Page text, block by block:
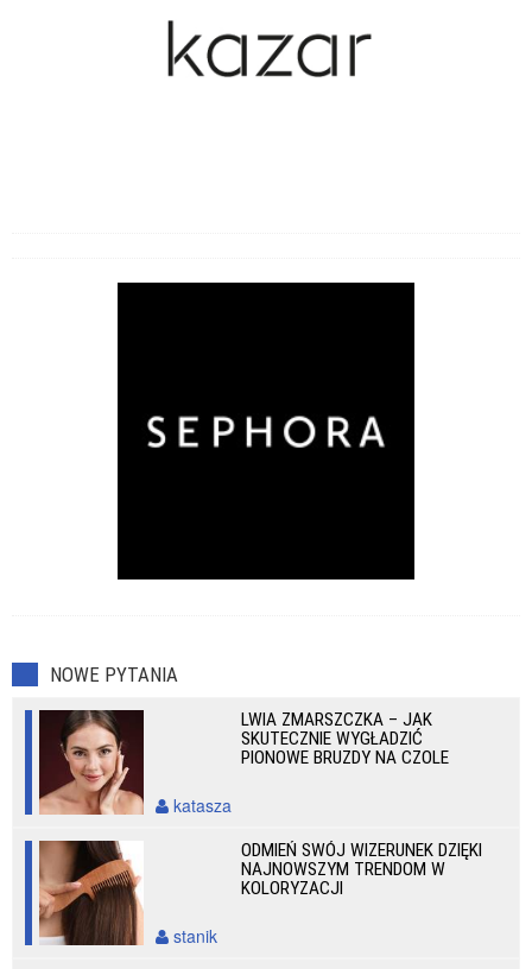
NOWE PYTANIA
LWIA ZMARSZCZKA – JAK
SKUTECZNIE WYGŁADZIĆ
PIONOWE BRUZDY NA CZOLE
katasza
ODMIEŃ SWÓJ WIZERUNEK DZIĘKI
NAJNOWSZYM TRENDOM W
KOLORYZACJI
stanik